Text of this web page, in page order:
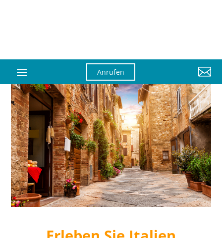
Anrufen 